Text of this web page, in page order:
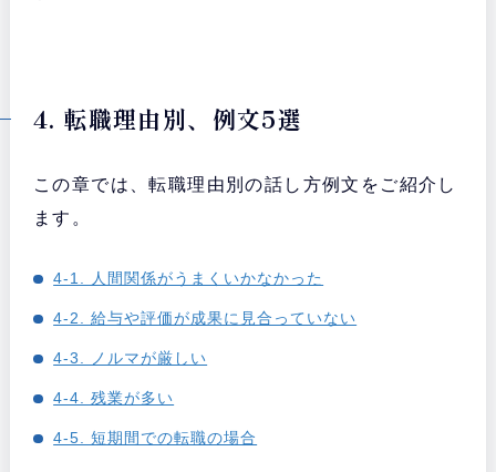
4. 転職理由別、例文5選
この章では、転職理由別の話し方例文をご紹介し
ます。
4-1. 人間関係がうまくいかなかった
4-2. 給与や評価が成果に見合っていない
4-3. ノルマが厳しい
4-4. 残業が多い
4-5. 短期間での転職の場合